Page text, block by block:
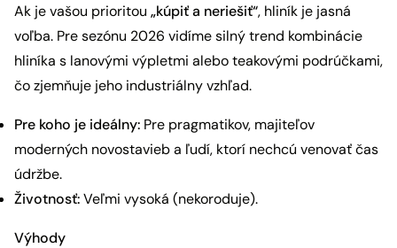
Ak je vašou prioritou „kúpiť a neriešiť“, hliník je jasná
voľba. Pre sezónu 2026 vidíme silný trend kombinácie
hliníka s lanovými výpletmi alebo teakovými podrúčkami,
čo zjemňuje jeho industriálny vzhľad.
Pre koho je ideálny: Pre pragmatikov, majiteľov
moderných novostavieb a ľudí, ktorí nechcú venovať čas
údržbe.
Životnosť:Veľmi vysoká (nekoroduje).
Výhody